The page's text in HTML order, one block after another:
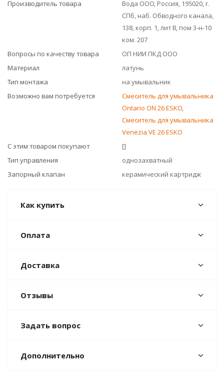
Производитель товара
Вода ООО, Россия, 195020, г.
СПб, наб. Обводного канала,
138, корп. 1, лит В, пом 3-н-10
ком. 207
Вопросы по качеству товара
ОП НИИ ПКД ООО
Материал
латунь
Тип монтажа
на умывальник
Возможно вам потребуется
Смеситель для умывальника
Ontario ON 26 ESKO,
Смеситель для умывальника
Venezia VE 26 ESKO
С этим товаром покупают
[]
Тип управления
однозахватный
Запорный клапан
керамический картридж
Как купить
Оплата
Доставка
Отзывы
Задать вопрос
Дополнительно